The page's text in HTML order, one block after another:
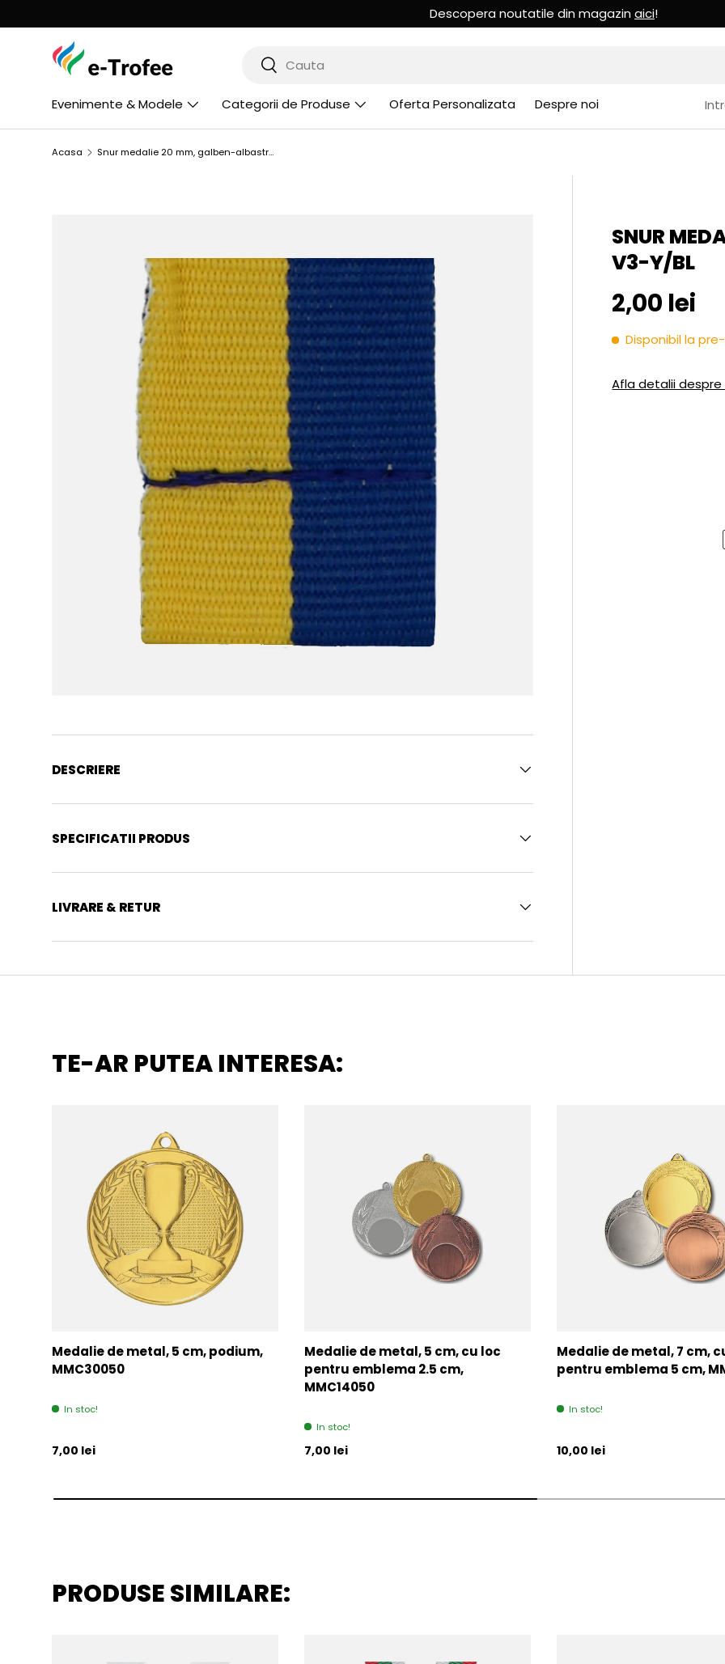
MERGI LA CONTINUT
Cauta
Cauta
Evenimente & Modele Categorii de Produse Oferta Personalizata Despre noi
Acasa Snur medalie 20 mm, galben-albastru, V3-Y/BL
SNUR
V3-Y/BL
Pret initial
2,00 lei
Disponibil la
Afla detalii
DESCRIERE
SPECIFICATII PRODUS
LIVRARE & RETUR
TE-AR PUTEA INTERESA:
Medalie de metal, 5 cm, podium,
MMC30050
In stoc!
Pret initial
7,00 lei
Medalie de metal, 5 cm, cu loc
pentru emblema 2.5 cm,
MMC14050
In stoc!
Pret initial
7,00 lei
Medalie de metal, 7 cm,
pentru emblema 5 cm,
In stoc!
Pret initial
10,00 lei
PRODUSE SIMILARE: